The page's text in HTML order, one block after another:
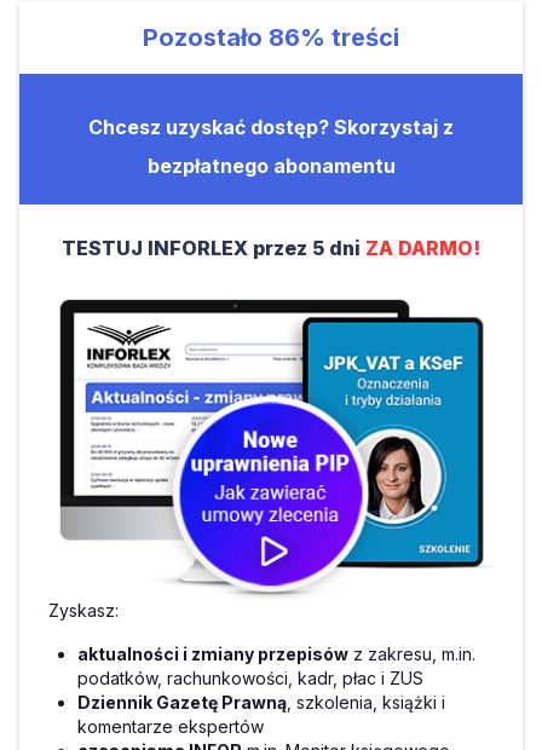
Pozostało 86% treści
Chcesz uzyskać dostęp? Skorzystaj z
bezpłatnego abonamentu
TESTUJ INFORLEX przez 5 dni ZA DARMO!
Zyskasz:
aktualności i zmiany przepisów z zakresu, m.in.
podatków, rachunkowości, kadr, płac i ZUS
Dziennik Gazetę Prawną , szkolenia, książki i
komentarze ekspertów